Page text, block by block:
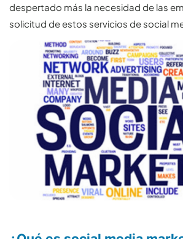
despertado más la necesidad de las
solicitud de estos servicios de social